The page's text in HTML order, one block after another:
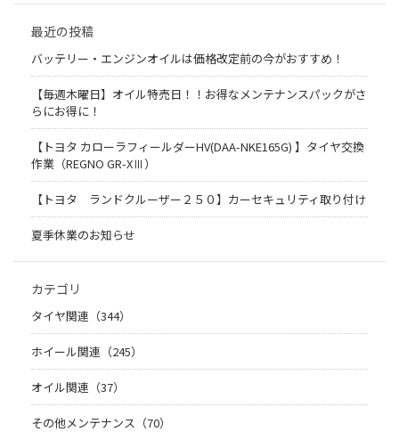
最近の投稿
バッテリー・エンジンオイルは価格改定前の今がおすすめ！
【毎週木曜日】オイル特売日！！お得なメンテナンスパックがさ
らにお得に！
【トヨタ カローラフィールダーHV(DAA-NKE165G) 】タイヤ交換
作業（REGNO GR-XⅢ）
【トヨタ ランドクルーザー２５０】カーセキュリティ取り付け
夏季休業のお知らせ
カテゴリ
タイヤ関連（344）
ホイール関連（245）
オイル関連（37）
その他メンテナンス（70）